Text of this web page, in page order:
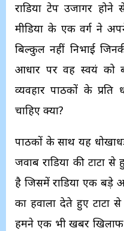
राडिया टेप उजागर
मीडिया के एक वर्ग ने
बिल्कुल नहीं निभाई
आधार पर वह स्वयं को
व्यवहार पाठकों के प्रति
चाहिए क्या?
पाठकों के साथ यह
जवाब राडिया की टाटा
है जिसमें राडिया एक बड़े
का हवाला देते हुए
हमने एक भी खबर खिलाफ